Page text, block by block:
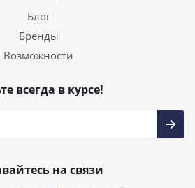
Блог
Бренды
Возможности
всегда в курсе!
на связи